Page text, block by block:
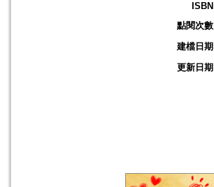
ISBN
點閱次數
建檔日期
更新日期